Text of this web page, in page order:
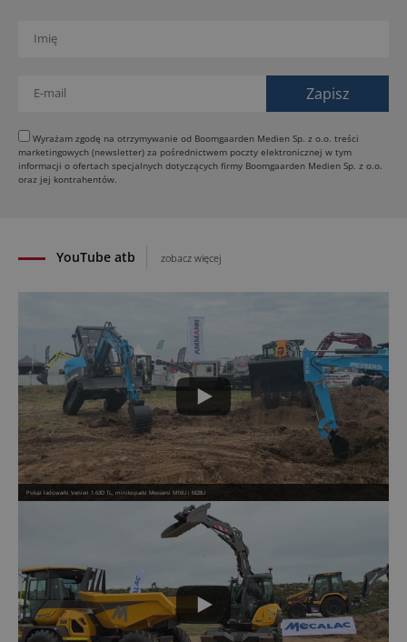
YouTube atb zobacz więcej
Pokaz ładowarki Venieri 1.63D TL, minikoparki Messersi M16U i M28U
Wyrażam zgodę na otrzymywanie od Boomgaarden Medien Sp. z o.o. treści
marketingowych (newsletter) za pośrednictwem poczty elektronicznej w tym
informacji o ofertach specjalnych dotyczących firmy Boomgaarden Medien Sp. z o.o.
oraz jej kontrahentów.